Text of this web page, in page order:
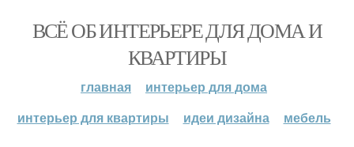
ВСЁ ОБ ИНТЕРЬЕРЕ ДЛЯ ДОМА И
КВАРТИРЫ
главная
интерьер для дома
интерьер для квартиры
идеи дизайна мебель